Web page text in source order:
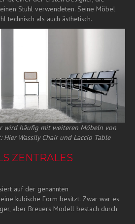
Stuhl verwendeten. Seine Möbel
technisch als auch ästhetisch.
wird häufig mit weiteren Möbeln von
Wassily Chair und Laccio Table
ZENTRALES
auf der genannten
kubische Form besitzt. Zwar war es
aber Breuers Modell bestach durch